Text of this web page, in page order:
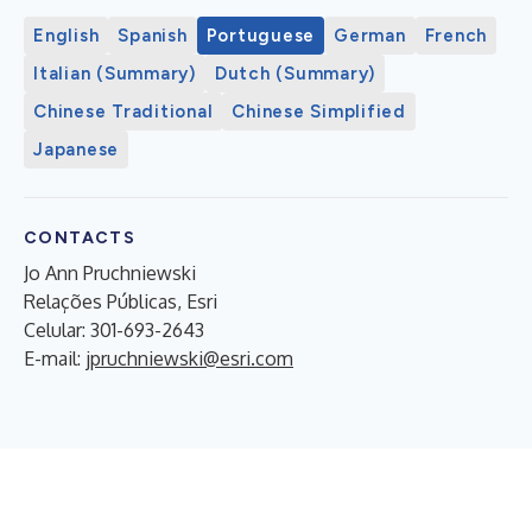
English Spanish Portuguese German
French
Italian (Summary)
Dutch (Summary)
Chinese Traditional
Chinese Simplified
Japanese
CONTACTS
Jo Ann Pruchniewski
Relações Públicas, Esri
Celular: 301-693-2643
E-mail: jpruchniewski@esri.com